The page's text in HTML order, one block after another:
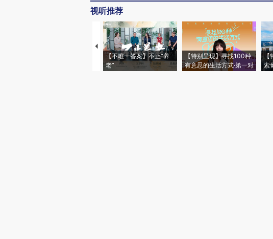
视听推荐
【不唯一答案】不止“养
老”
【特别呈现】寻找100种
有意思的生活方式·第一对
【
索